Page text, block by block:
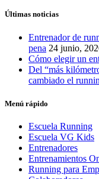
Últimas noticias
Entrenador de
pena 24 junio,
Cómo elegir un
Del “más
cambiado el
Menú rápido
Escuela Running
Escuela VG Kids
Entrenadores
Entrenamientos
Running para